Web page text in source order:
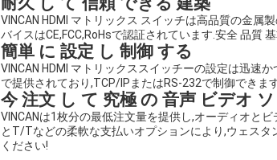
VINCAN HDMI マトリックス スイッチは高品質の金属
バイスはCE,FCC,RoHsで認証されています.安全 品質
簡単 に 設定 し 制御 する
VINCAN HDMI マトリックススイッチーの設定は迅速
で提供されており,TCP/IPまたはRS-232で制御できま
今 注文 し て 究極 の 音声 ビデオ
VINCANは1枚分の最低注文量を提供し,オーディオと
とT/Tなどの柔軟な支払いオプションにより,ウェス
ください!